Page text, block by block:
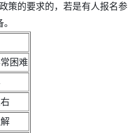
策的要求的，若是有人报名参
困难